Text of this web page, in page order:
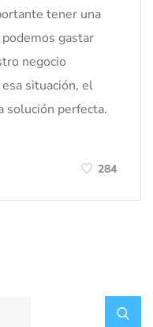
tener una
gastar
negocio
situación, el
solución perfecta.
284